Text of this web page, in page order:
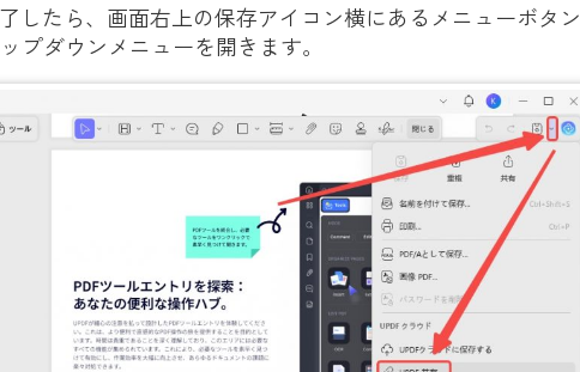
したら、画面右上の保存アイコン横にあるメニューボタン
プダウンメニューを開きます。